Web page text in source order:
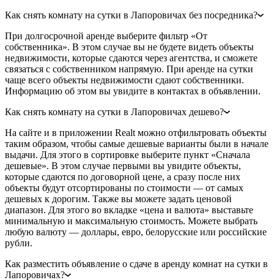
Как снять комнату на сутки в Лапоровичах без посредника?
При долгосрочной аренде выберите фильтр «От
собственника». В этом случае вы не будете видеть объекты
недвижимости, которые сдаются через агентства, и сможете
связаться с собственником напрямую. При аренде на сутки
чаще всего объекты недвижимости сдают собственники.
Информацию об этом вы увидите в контактах в объявлении.
Как снять комнату на сутки в Лапоровичах дешево?
На сайте и в приложении Realt можно отфильтровать объекты
таким образом, чтобы самые дешевые варианты были в начале
выдачи. Для этого в сортировке выберите пункт «Сначала
дешевые». В этом случае первыми вы увидите объекты,
которые сдаются по договорной цене, а сразу после них
объекты будут отсортированы по стоимости — от самых
дешевых к дорогим. Также вы можете задать ценовой
диапазон. Для этого во вкладке «цена и валюта» выставьте
минимальную и максимальную стоимость. Можете выбрать
любую валюту — доллары, евро, белорусские или российские
рубли.
Как разместить объявление о сдаче в аренду комнат на сутки в
Лапоровичах?